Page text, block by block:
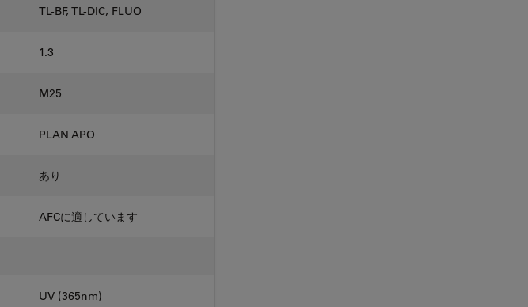
TL-BF, TL-DIC, FLUO
1.3
M25
PLAN APO
あり
AFCに適しています
UV (365nm)